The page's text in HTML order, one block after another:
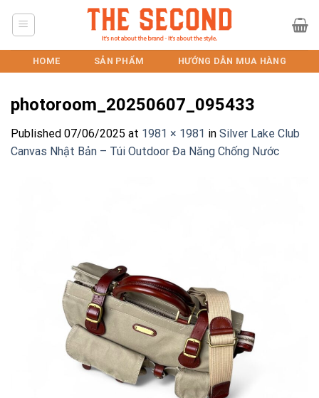
HOME SẢN PHẨM HƯỚNG DẪN MUA HÀNG
photoroom_20250607_095433
Published 07/06/2025 at 1981 × 1981 in Silver Lake Club
Canvas Nhật Bản – Túi Outdoor Đa Năng Chống Nước